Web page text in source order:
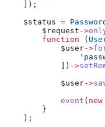
    ]);
    $status
=
        $request
->
        function
(
            $user
->
            ])
->
            $user
->
            event
( new
        }
    );